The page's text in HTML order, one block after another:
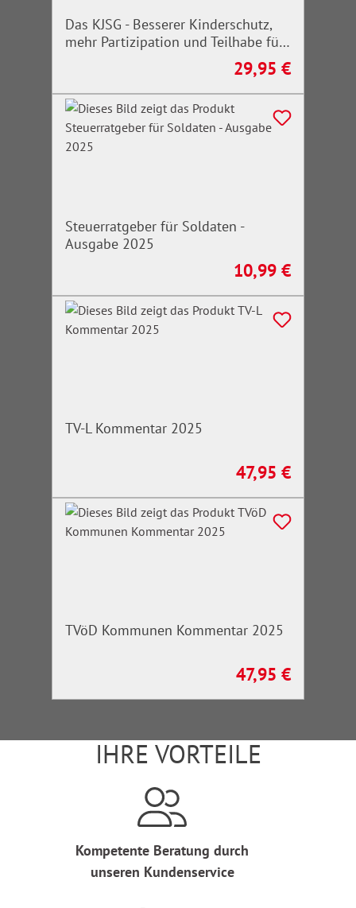
Das KJSG - Besserer Kinderschutz,
mehr Partizipation und Teilhabe für
Regulärer Preis:
29,95 €
Steuerratgeber für Soldaten -
Ausgabe 2025
Regulärer Preis:
10,99 €
TV-L Kommentar 2025
Regulärer Preis:
47,95 €
TVöD Kommunen Kommentar 2025
Regulärer Preis:
47,95 €
IHRE VORTEILE
Kompetente Beratung durch
unseren Kundenservice